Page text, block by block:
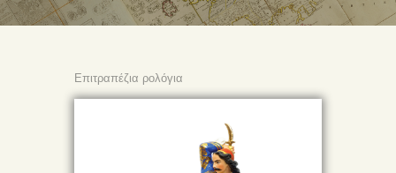
Επιτραπέζια ρολόγια